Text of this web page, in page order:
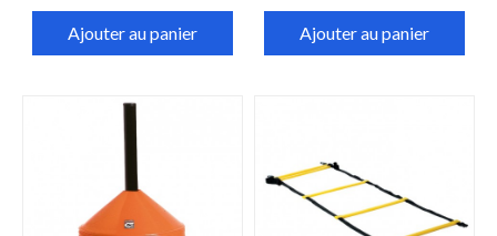
Ajouter au panier Ajouter au panier